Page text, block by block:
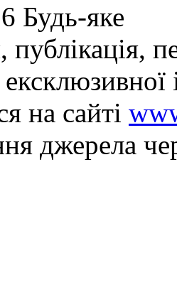
Будь-яке
публiкацiя,
на сайті
джерела